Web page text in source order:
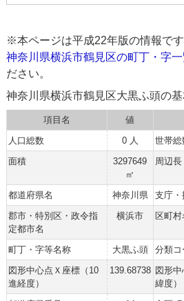
※本ページは平成22年版の情報で
神奈川県横浜市鶴見区の町丁・字
ださい。
神奈川県横浜市鶴見区大黒ふ頭の基
項目名 値
人口総数
0 人 世帯総
面積
3297649
㎡
周辺長
都道府県名
神奈川県
支庁・
郡市・特別区・政令指
定都市名
横浜市 区町村
町丁・字等名称 大黒ふ頭 分類コ
図形中心点Ｘ座標（10
進経度）
139.68738 図形
緯度）